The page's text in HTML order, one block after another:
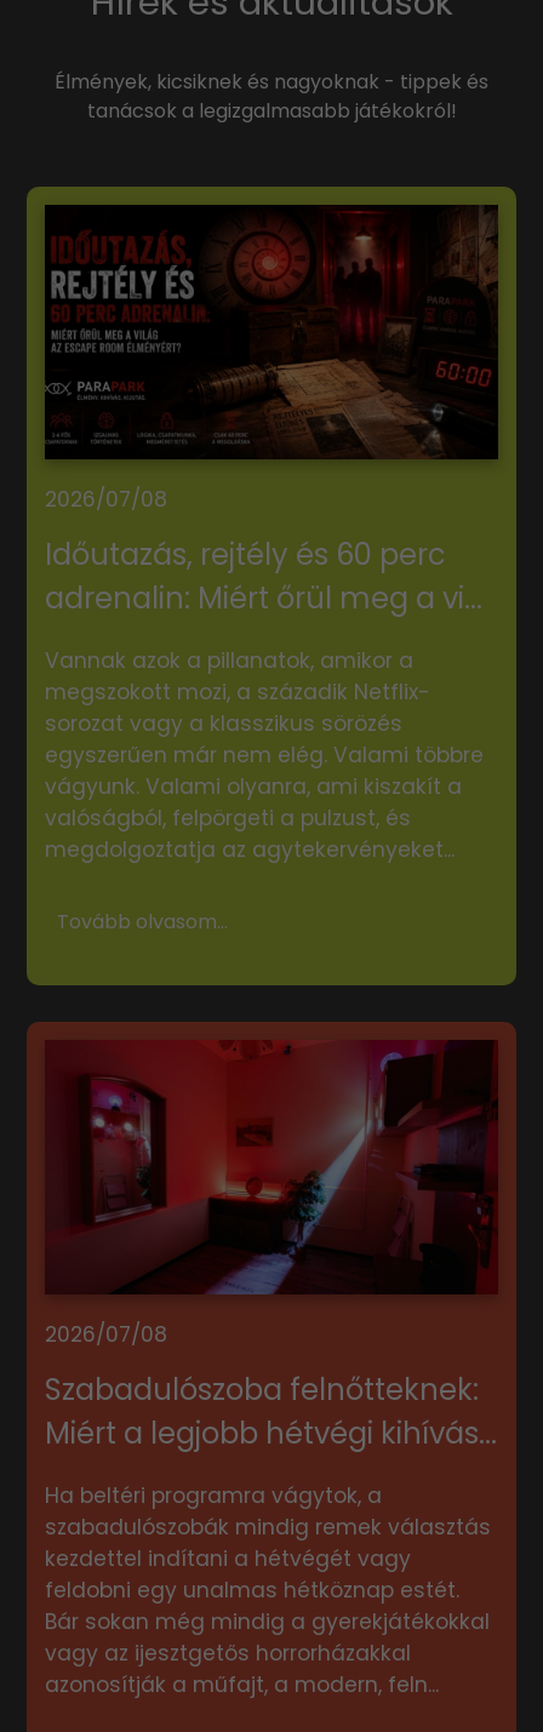
Élmények, kicsiknek és nagyoknak - tippek és
tanácsok a legizgalmasabb játékokról!
2026/07/08
Időutazás, rejtély és 60 perc
adrenalin: Miért őrül meg a vi...
Vannak azok a pillanatok, amikor a
megszokott mozi, a századik Netflix-
sorozat vagy a klasszikus sörözés
egyszerűen már nem elég. Valami többre
vágyunk. Valami olyanra, ami kiszakít a
valóságból, felpörgeti a pulzust, és
megdolgoztatja az agytekervényeket...
Tovább olvasom...
2026/07/08
Szabadulószoba felnőtteknek:
Miért a legjobb hétvégi kihívás...
Ha beltéri programra vágytok, a
szabadulószobák mindig remek választás
kezdettel indítani a hétvégét vagy
feldobni egy unalmas hétköznap estét.
Bár sokan még mindig a gyerekjátékokkal
vagy az ijesztgetős horrorházakkal
azonosítják a műfajt, a modern, feln...